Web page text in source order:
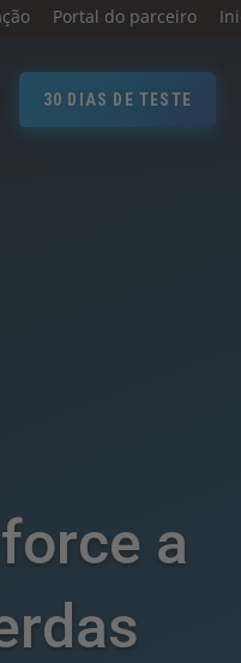
Portal do parceiro
30 DIAS DE TESTE
a